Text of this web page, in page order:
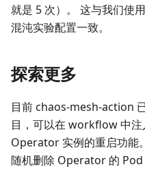
就是 5 次）。 这与我们使
混沌实验配置一致。
探索更多
目前 chaos-mesh-action
目，可以在 workflow 中注
Operator 实例的重启功能
随机删除 Operator 的